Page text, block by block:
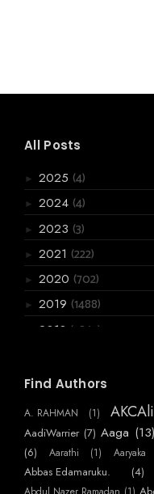
All Posts
► 2025 (4)
► 2024 (4)
► 2023 (3)
► 2021 (222)
► 2020 (702)
► 2019 (1488)
2018 (3867)
► November
(199)
► September(361)
▼August(275)
ശ്രീ
Find Authors
A. RAHMAN (1) AKCAli
AadiWarrier (7) Aaga (13)
(6)
Aarathi (1) Aaryaka
Abbas Edamaruku. (4)